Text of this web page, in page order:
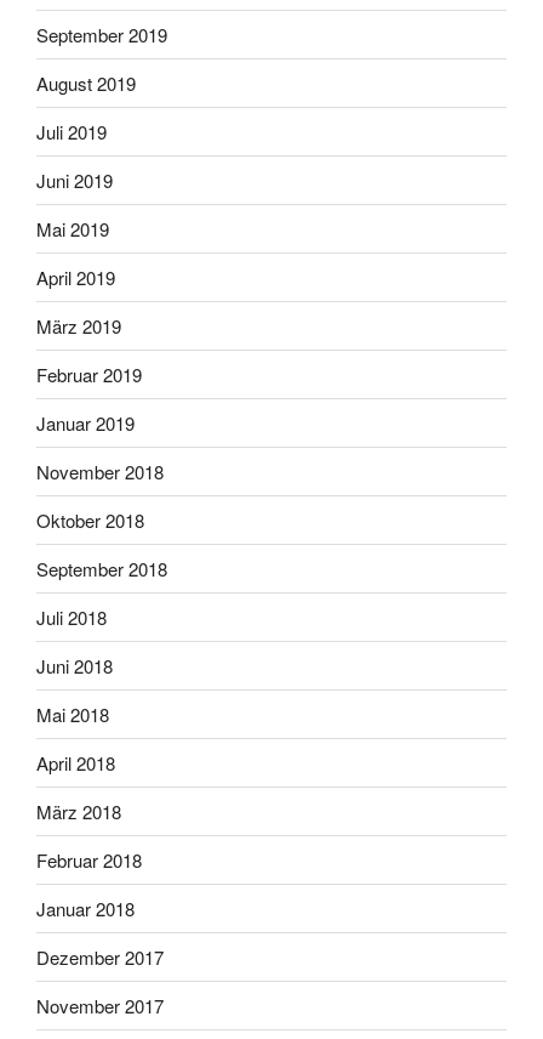
September 2019
August 2019
Juli 2019
Juni 2019
Mai 2019
April 2019
März 2019
Februar 2019
Januar 2019
November 2018
Oktober 2018
September 2018
Juli 2018
Juni 2018
Mai 2018
April 2018
März 2018
Februar 2018
Januar 2018
Dezember 2017
November 2017